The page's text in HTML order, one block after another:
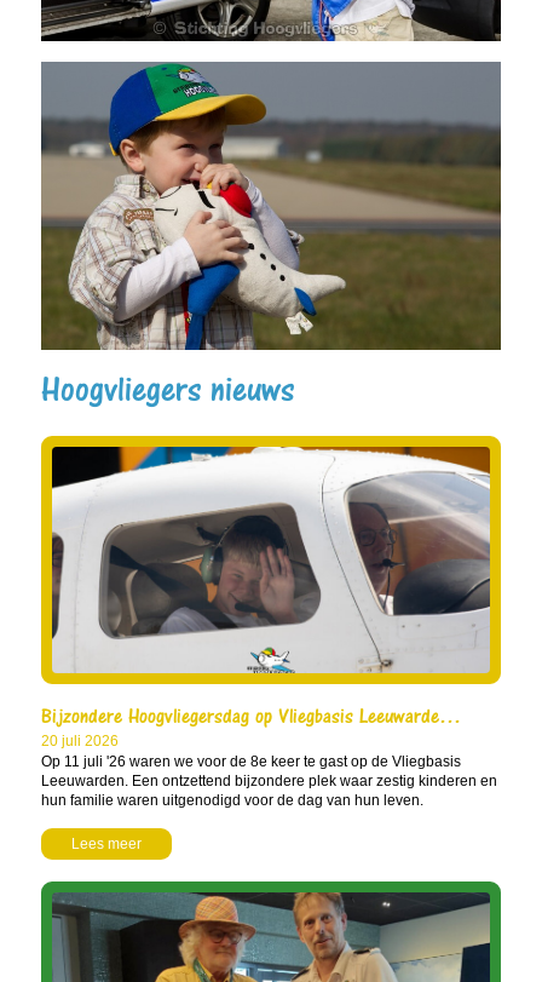
Hoogvliegers nieuws
Bijzondere Hoogvliegersdag op Vliegbasis Leeuwarde…
20 juli 2026
Op 11 juli '26 waren we voor de 8e keer te gast op de Vliegbasis
Leeuwarden. Een ontzettend bijzondere plek waar zestig kinderen en
hun familie waren uitgenodigd voor de dag van hun leven.
Lees meer